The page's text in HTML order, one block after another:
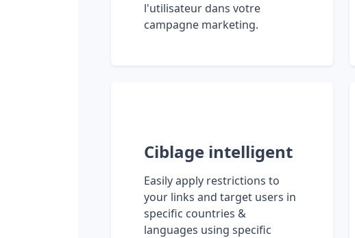
l'utilisateur dans votre
campagne marketing.
Ciblage intelligent
Easily apply restrictions to
your links and target users in
specific countries &
languages using specific